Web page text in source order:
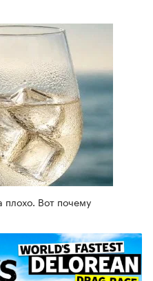
плохо. Вот почему